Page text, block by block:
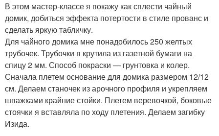
В этом мастер-классе я покажу как сплести чайный
домик, добиться эффекта потертости в стиле прованс и
сделать яркую табличку.
Для чайного домика мне понадобилось 250 желтых
трубочек. Трубочки я крутила из газетной бумаги на
спицу 2 мм. Способ покраски — грунтовка и колер.
Сначала плетем основание для домика размером 12/12
см. Делаем станочек из арочного профиля и укрепляем
шпажками крайние стойки. Плетем веревочкой, боковые
стоячки я вставляла по ходу плетения. Делаем загибку
Изида.